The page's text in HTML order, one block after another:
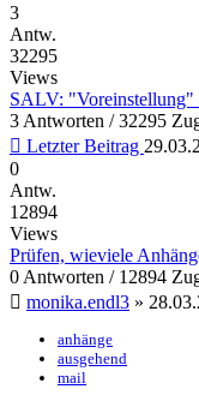
3
Antw.
32295
Views
SALV: "Voreinstellung"
3 Antworten / 32295
Letzter Beitrag
0
Antw.
12894
Views
Prüfen, wieviele
0 Antworten / 12894
monika.endl3 »
anhänge
ausgehend
mail